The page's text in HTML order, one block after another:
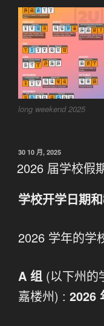
long weekend 2025
发
布
于
30 10 月, 2025
2026 届学校假
学校开学日期
2026 学年的学
A 组 (以下州的
嘉楼州) : 2026